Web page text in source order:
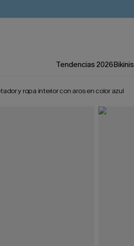
Tendencias 2026Bikinis
y ropa interior con aros en color azul